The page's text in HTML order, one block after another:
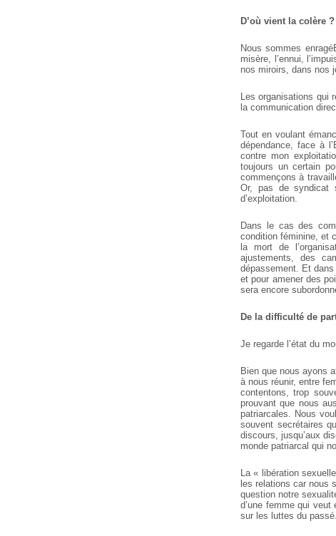
D’où vient la colère ?
Nous sommes
misère, l’ennui,
nos miroirs, dans nos
Les organisations qui
la communication
Tout en voulant
dépendance, face à
contre mon
toujours un certain
commençons à
Or, pas de syndicat
d’exploitation.
Dans le cas des
condition féminine, et
la mort de
ajustements, des
dépassement. Et
et pour amener des
sera encore
De la difficulté de
Je regarde l’état du
Bien que nous ayons
à nous réunir, entre
contentons, trop
prouvant que nous
patriarcales. Nous
souvent secrétaires
discours, jusqu’aux
monde patriarcal qui
La « libération
les relations car nous
question notre
d’une femme qui
sur les luttes du